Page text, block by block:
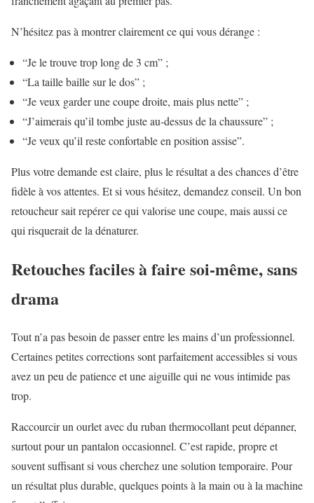
N’hésitez pas à montrer clairement ce qui vous dérange :
“Je le trouve trop long de 3 cm” ;
“La taille baille sur le dos” ;
“Je veux garder une coupe droite, mais plus nette” ;
“J’aimerais qu’il tombe juste au-dessus de la chaussure” ;
“Je veux qu’il reste confortable en position assise”.
Plus votre demande est claire, plus le résultat a des chances d’être
fidèle à vos attentes. Et si vous hésitez, demandez conseil. Un bon
retoucheur sait repérer ce qui valorise une coupe, mais aussi ce
qui risquerait de la dénaturer.
Retouches faciles à faire soi-même, sans
drama
Tout n’a pas besoin de passer entre les mains d’un professionnel.
Certaines petites corrections sont parfaitement accessibles si vous
avez un peu de patience et une aiguille qui ne vous intimide pas
trop.
Raccourcir un ourlet avec du ruban thermocollant peut dépanner,
surtout pour un pantalon occasionnel. C’est rapide, propre et
souvent suffisant si vous cherchez une solution temporaire. Pour
un résultat plus durable, quelques points à la main ou à la machine